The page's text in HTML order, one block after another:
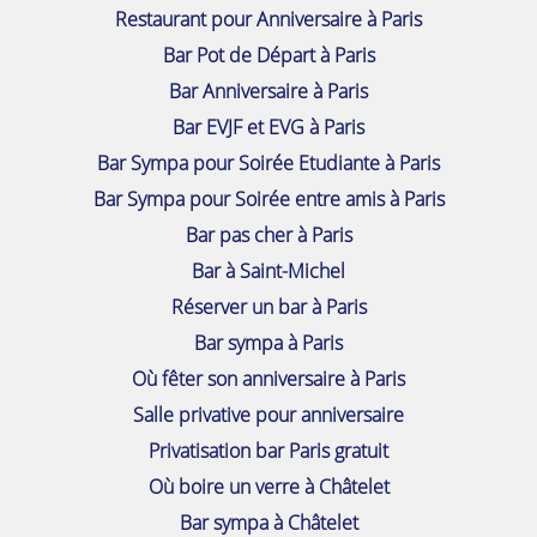
Restaurant pour Anniversaire à Paris
Bar Pot de Départ à Paris
Bar Anniversaire à Paris
Bar EVJF et EVG à Paris
Bar Sympa pour Soirée Etudiante à Paris
Bar Sympa pour Soirée entre amis à Paris
Bar pas cher à Paris
Bar à Saint-Michel
Réserver un bar à Paris
Bar sympa à Paris
Où fêter son anniversaire à Paris
Salle privative pour anniversaire
Privatisation bar Paris gratuit
Où boire un verre à Châtelet
Bar sympa à Châtelet